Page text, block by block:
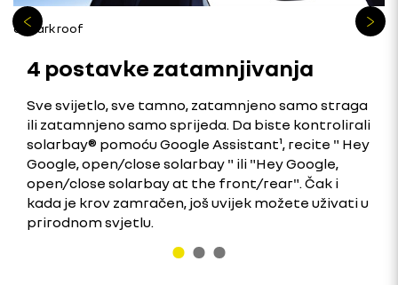
all dark roof
4 postavke zatamnjivanja
Sve svijetlo, sve tamno, zatamnjeno samo straga
ili zatamnjeno samo sprijeda. Da biste kontrolirali
solarbay® pomoću Google Assistant¹, recite " Hey
Google, open/close solarbay " ili "Hey Google,
open/close solarbay at the front/rear". Čak i
kada je krov zamračen, još uvijek možete uživati u
prirodnom svjetlu.